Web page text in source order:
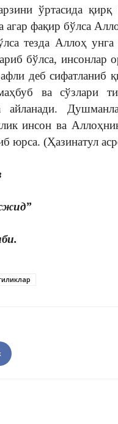
ўртасида
агар фақир бўлса
тезда Аллоҳ
бўлса, инсонлар
деб сифатланиб
ва сўзлари
айланади.
инсон ва
юрса. (Ҳазинатул